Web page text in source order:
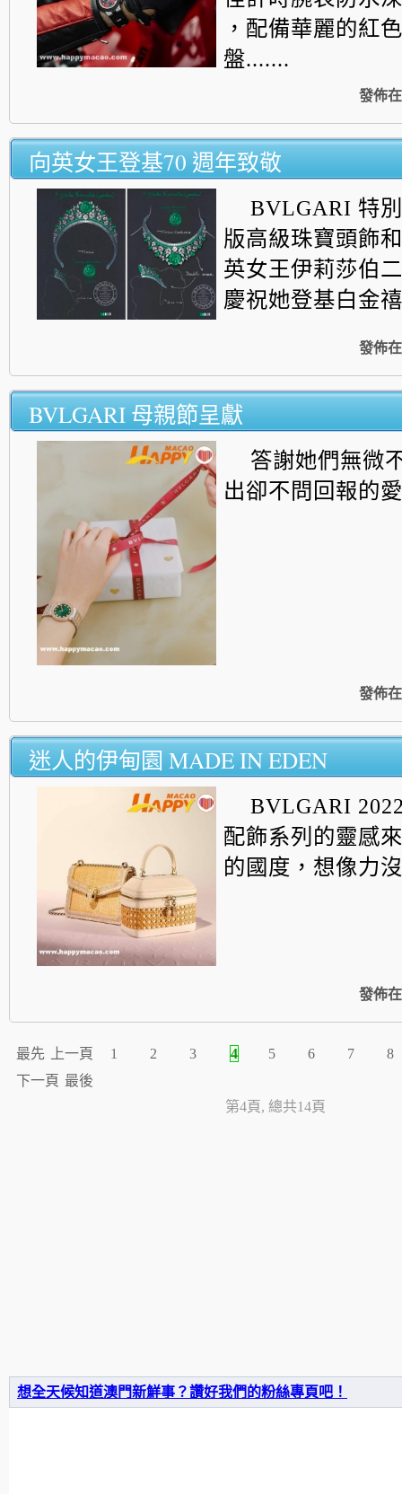
，配備華麗的紅
盤.......
發佈在
向英女王登基70 週年致敬
BVLGARI 特
版高級珠寶頭飾
英女王伊莉莎伯
慶祝她登基白金
發佈在
BVLGARI 母親節呈獻
答謝她們無微
出卻不問回報的
發佈在
迷人的伊甸園 MADE IN EDEN
BVLGARI
配飾系列的靈感
的國度，想像力
發佈在
最先 上一頁 1 2 3 4 5 6 7
8
下一頁 最後
第4頁, 總共14頁
想全天候知道澳門新鮮事？讚好我們的粉絲專頁吧！